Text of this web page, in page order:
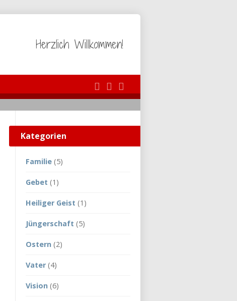
Herzlich Willkommen!
Kategorien
Familie (5)
Gebet (1)
Heiliger Geist (1)
Jüngerschaft (5)
Ostern (2)
Vater (4)
Vision (6)